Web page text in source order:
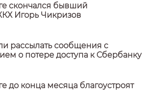
скончался бывший
Игорь Чикризов
рассылать сообщения с
о потере доступа к Сбербанку
до конца месяца благоустроят